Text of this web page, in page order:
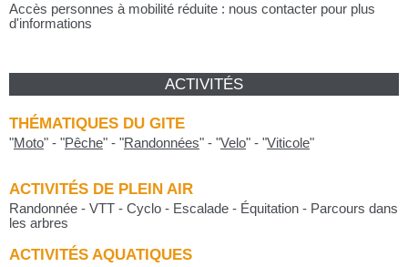
Accès personnes à mobilité réduite : nous contacter pour plus
d'informations
ACTIVITÉS
THÉMATIQUES DU GITE
"Moto" - "Pêche" - "Randonnées" - "Velo" - "Viticole"
ACTIVITÉS DE PLEIN AIR
Randonnée - VTT - Cyclo - Escalade - Équitation - Parcours dans
les arbres
ACTIVITÉS AQUATIQUES